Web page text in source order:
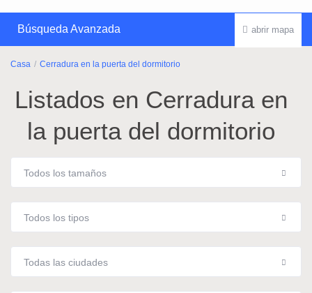
abrir mapa
Búsqueda Avanzada
Casa Cerradura en la puerta del dormitorio
Listados en Cerradura en
la puerta del dormitorio
Todos los tamaños
Todos los tipos
Todas las ciudades